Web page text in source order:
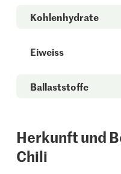
Kohlenhydrate
Eiweiss
Ballaststoffe
Herkunft und
Chili